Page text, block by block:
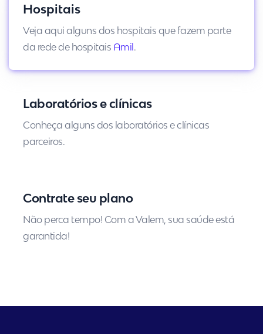
Hospitais
Veja aqui alguns dos hospitais que fazem parte
da rede de hospitais Amil.
Laboratórios e clínicas
Conheça alguns dos laboratórios e clínicas
parceiros.
Contrate seu plano
Não perca tempo! Com a Valem, sua saúde está
garantida!